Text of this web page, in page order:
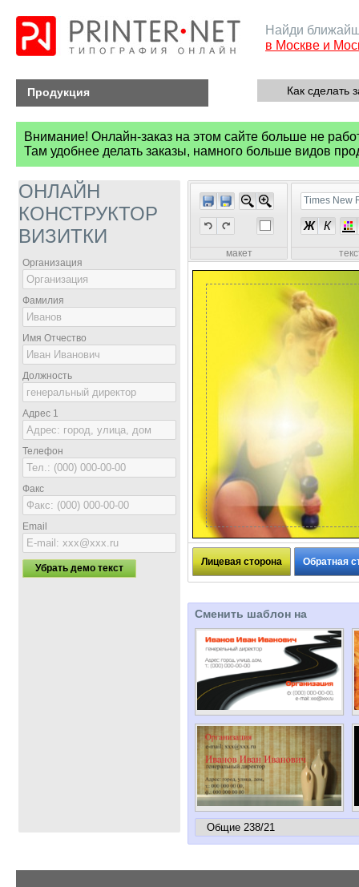
Найди
в Москве и
Продукция Как сделать
Внимание! Онлайн-заказ на этом сайте больше не
Там удобнее делать заказы, намного больше видов
ОНЛАЙН
КОНСТРУКТОР
ВИЗИТКИ
Организация
Фамилия
Имя Отчество
Должность
Адрес 1
Телефон
Факс
Email
Убрать демо текст
макет
Times New
Ж К
Лицевая сторона Обратная
Сменить шаблон на